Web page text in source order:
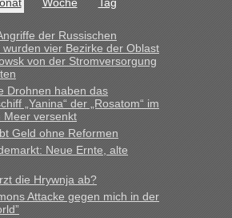
aber immer angezeigt "auf dieser
und Reisetipps • Re: Mit dem Zug in
dazu schreiben, daß es ein Zug von
auf deren Webseite kann man die
ist es die erste Umsteigefreie
der Russischen
wurden vier Bezirke der Oblast
von der Stromversorgung
Drohnen haben das
„Yanina“ der „Rosatom“ im
Meer versenkt
Geld ohne Reformen
Neue Ernte, alte
die Hrywnja ab?
Attacke gegen mich in der